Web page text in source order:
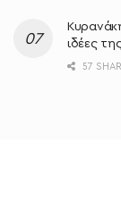
ιδέες
57